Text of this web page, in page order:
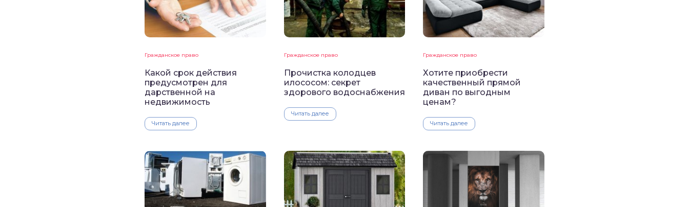
Гражданское право
Какой срок действия
предусмотрен для
дарственной на
недвижимость
Читать далее
Гражданское право
Прочистка колодцев
илососом: секрет
здорового водоснабжения
Читать далее
Гражданское право
Хотите приобрести
качественный прямой
диван по выгодным
ценам?
Читать далее